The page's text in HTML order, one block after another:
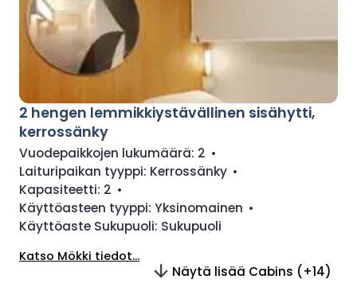
2 hengen lemmikkiystävällinen sisähytti,
kerrossänky
Vuodepaikkojen lukumäärä: 2 •
Laituripaikan tyyppi: Kerrossänky •
Kapasiteetti: 2 •
Käyttöasteen tyyppi: Yksinomainen •
Käyttöaste Sukupuoli: Sukupuoli
Katso Mökki tiedot...
Näytä lisää Cabins (+14)